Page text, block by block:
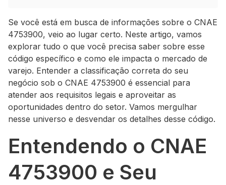
Se você está em busca de informações sobre o CNAE
4753900, veio ao lugar certo. Neste artigo, vamos
explorar tudo o que você precisa saber sobre esse
código específico e como ele impacta o mercado de
varejo. Entender a classificação correta do seu
negócio sob o CNAE 4753900 é essencial para
atender aos requisitos legais e aproveitar as
oportunidades dentro do setor. Vamos mergulhar
nesse universo e desvendar os detalhes desse código.
Entendendo o CNAE
4753900 e Seu